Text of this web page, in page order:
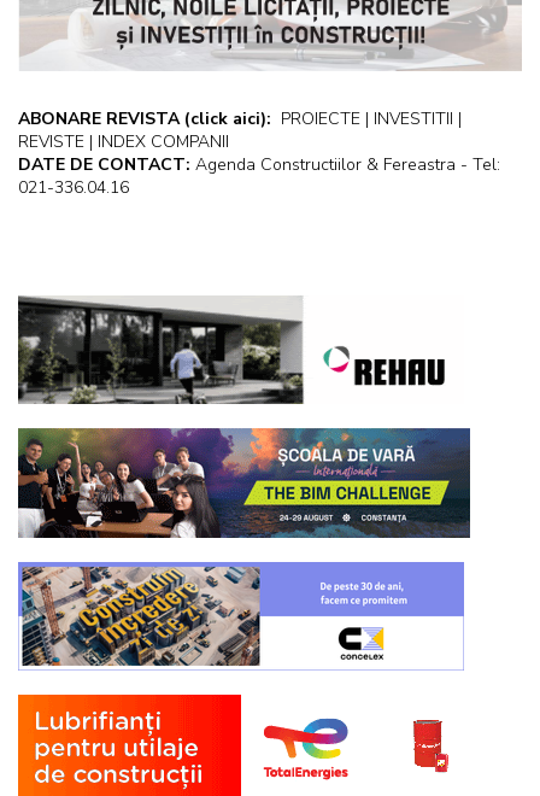
ABONARE REVISTA (click aici): PROIECTE | INVESTITII |
REVISTE | INDEX COMPANII
DATE DE CONTACT: Agenda Constructiilor & Fereastra - Tel:
021-336.04.16